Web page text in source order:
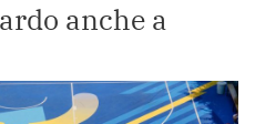
anche a